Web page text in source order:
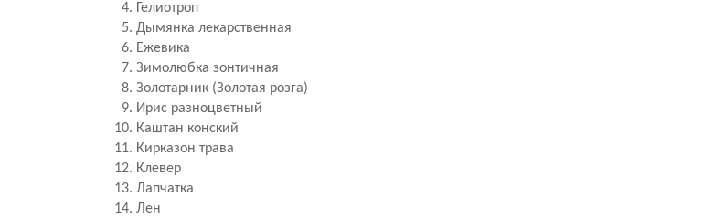
Гелиотроп
Дымянка лекарственная
Ежевика
Зимолюбка зонтичная
Золотарник (Золотая розга)
Ирис разноцветный
Каштан конский
Кирказон трава
Клевер
Лапчатка
Лен